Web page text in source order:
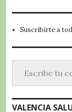
Suscribirte a
Escribe tu correo electrónico…
VALENCIA